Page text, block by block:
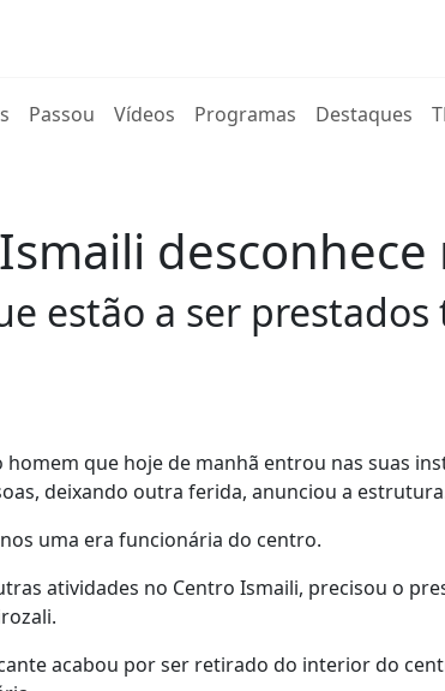
Passou Vídeos Programas Destaques
estão a ser
que hoje de manhã entrou nas suas
deixando outra ferida, anunciou a
uma era funcionária do centro.
atividades no Centro Ismaili, precisou o
acabou por ser retirado do interior do